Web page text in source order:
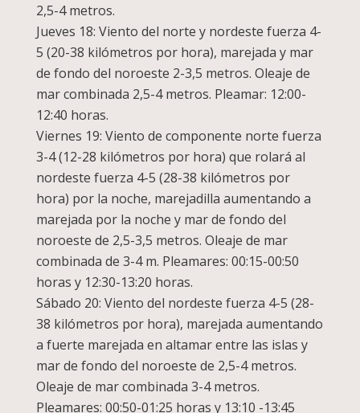
2,5-4 metros.
Jueves 18: Viento del norte y nordeste fuerza 4-
5 (20-38 kilómetros por hora), marejada y mar
de fondo del noroeste 2-3,5 metros. Oleaje de
mar combinada 2,5-4 metros. Pleamar: 12:00-
12:40 horas.
Viernes 19: Viento de componente norte fuerza
3-4 (12-28 kilómetros por hora) que rolará al
nordeste fuerza 4-5 (28-38 kilómetros por
hora) por la noche, marejadilla aumentando a
marejada por la noche y mar de fondo del
noroeste de 2,5-3,5 metros. Oleaje de mar
combinada de 3-4 m. Pleamares: 00:15-00:50
horas y 12:30-13:20 horas.
Sábado 20: Viento del nordeste fuerza 4-5 (28-
38 kilómetros por hora), marejada aumentando
a fuerte marejada en altamar entre las islas y
mar de fondo del noroeste de 2,5-4 metros.
Oleaje de mar combinada 3-4 metros.
Pleamares: 00:50-01:25 horas y 13:10 -13:45